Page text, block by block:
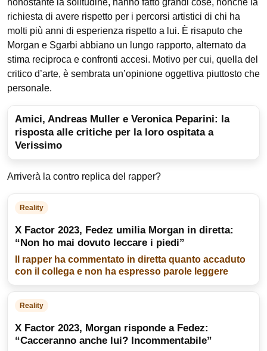
richiesta di avere rispetto per i percorsi artistici di chi ha
molti più anni di esperienza rispetto a lui. È risaputo che
Morgan e Sgarbi abbiano un lungo rapporto, alternato da
stima reciproca e confronti accesi. Motivo per cui, quella del
critico d’arte, è sembrata un’opinione oggettiva piuttosto che
personale.
Amici, Andreas Muller e Veronica Peparini: la
risposta alle critiche per la loro ospitata a
Verissimo
Arriverà la contro replica del rapper?
Reality
X Factor 2023, Fedez umilia Morgan in diretta:
“Non ho mai dovuto leccare i piedi”
Il rapper ha commentato in diretta quanto accaduto
con il collega e non ha espresso parole leggere
Reality
X Factor 2023, Morgan risponde a Fedez:
“Cacceranno anche lui? Incommentabile”